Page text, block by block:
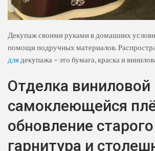
Декупаж своими руками в домашних
помощи подручных материалов.
для декупажа – это бумага, краска и
Отделка виниловой
самоклеющейся
обновление старого
гарнитура и